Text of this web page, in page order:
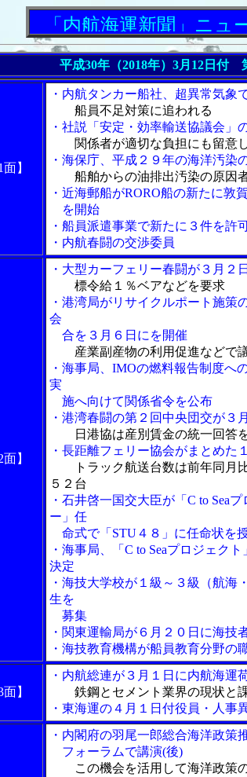
内航海運新聞」ニュースト
平成30年（2018年）3月12日付
】
・内航タンカー船社、超異常気象
船員不足対策に追われる
・社説「安定・効率輸送協議会」
関係者が適切な負担にも留意
・海保庁、平成２９年の海洋汚染
船舶からの油排出汚染の原因
・近海郵船がRORO船の新たに敦
を開始
・船員派遣事業で新たに３件を許
・内航春闘の交渉委員
】
・大型カーフェリー春闘が３月２
標令給１％ベアなどを要求
・港湾局がリサイクルポート施策
会
合を３月６日にを開催
産業副産物の利用促進などで
・海事局、IMOの燃料報告制度へ
実
施へ向けて関係省令を公布
・港湾春闘の第２回中央団交が３
日港協は産別賃金の統一回答
・長距離フェリー協会がまとめた
トラック航送台数は前年同月
５２台
・石井啓一国交大臣が「C to Sea
ー」任
命式で「STU４８」に任命状を
・海事局、「C to Seaプロジェク
決定
・海技大学校が１級～３級（航海
生を
募集
・関東運輸局が６月２０日に海技
・海技教育機構が船員教育分野の
】
・内航総連が３月１日に内航海運
鉄鋼とセメント業界の現状と
・東海運の４月１日付役員・人事
・内閣府の羽尾一郎総合海洋政策
フォーラムで講演(後)
この機会を活用して海洋政策